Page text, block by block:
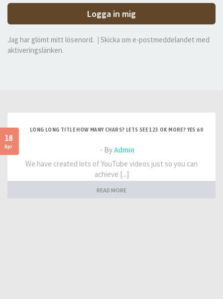
Logga in mig
Jag har glömt mitt lösenord.
Skicka om e-postmeddelandet med
aktiveringslänken.
18
Apr
LONG LONG TITLE HOW MANY CHARS? LETS SEE 123 OK MORE? YES 60
- ByAdmin
We have created lots of YouTube videos just so you can
achieve [...]
READ MORE